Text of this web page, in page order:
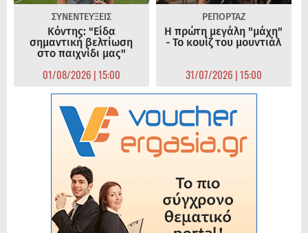
ΣΥΝΕΝΤΕΥΞΕΙΣ
Κόντης: "Είδα
σημαντική βελτίωση
στο παιχνίδι μας"
01/08/2026 | 15:00
ΡΕΠΟΡΤΑΖ
Η πρώτη μεγάλη "μάχη"
- Το κουίζ του μουντιάλ
31/07/2026 | 15:00